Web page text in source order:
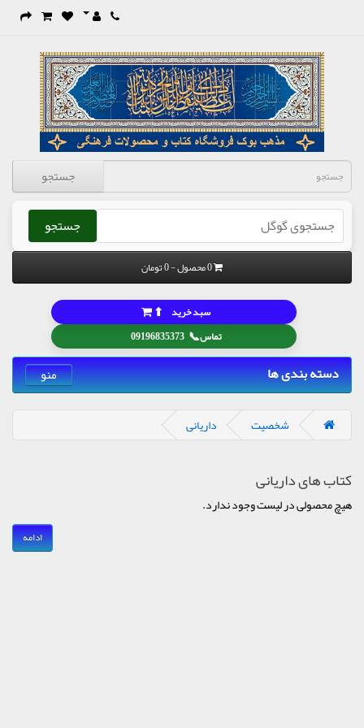
جستجو
جستجو
0 محصول - 0 تومان
تماس📞
09196835373
سبد خرید ⬆
دسته بندی ها منو
شخصیت داریانی
کتاب های داریانی
هیچ محصولی در لیست وجود ندارد.
ادامه